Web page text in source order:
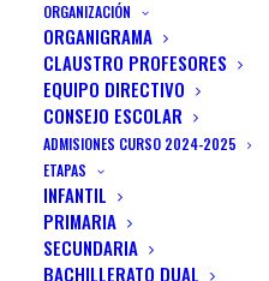
ORGANIZACIÓN
ORGANIGRAMA
CLAUSTRO PROFESORES
EQUIPO DIRECTIVO
CONSEJO ESCOLAR
ADMISIONES CURSO 2024-2025
ETAPAS
INFANTIL
PRIMARIA
SECUNDARIA
BACHILLERATO DUAL
MENU
Menu